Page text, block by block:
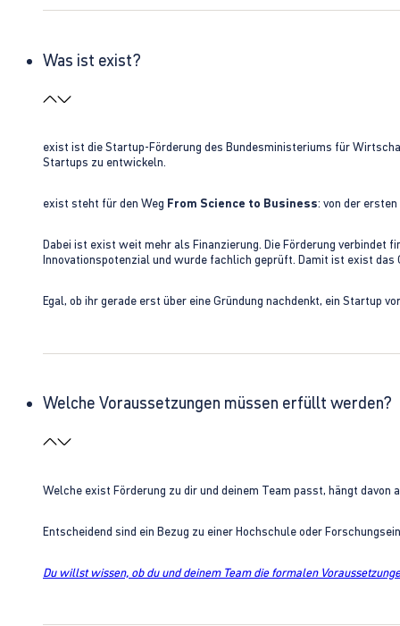
Was ist exist?
exist ist die Startup-Förderung des Bundesministeriums für
Startups zu entwickeln.
exist steht für den Weg From Science to Business: von der
Dabei ist exist weit mehr als Finanzierung. Die Förderung verbindet
Innovationspotenzial und wurde fachlich geprüft. Damit ist exist
Egal, ob ihr gerade erst über eine Gründung nachdenkt, ein Startup
Welche Voraussetzungen müssen erfüllt werden?
Welche exist Förderung zu dir und deinem Team passt, hängt
Entscheidend sind ein Bezug zu einer Hochschule oder
Du willst wissen, ob du und deinem Team die formalen